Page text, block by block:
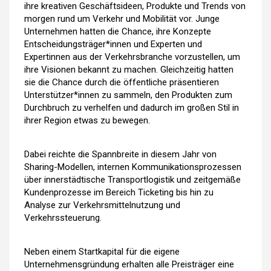
ihre kreativen Geschäftsideen, Produkte und Trends von
morgen rund um Verkehr und Mobilität vor. Junge
Unternehmen hatten die Chance, ihre Konzepte
Entscheidungsträger*innen und Experten und
Expertinnen aus der Verkehrsbranche vorzustellen, um
ihre Visionen bekannt zu machen. Gleichzeitig hatten
sie die Chance durch die öffentliche präsentieren
Unterstützer*innen zu sammeln, den Produkten zum
Durchbruch zu verhelfen und dadurch im großen Stil in
ihrer Region etwas zu bewegen.
Dabei reichte die Spannbreite in diesem Jahr von
Sharing-Modellen, internen Kommunikationsprozessen
über innerstädtische Transportlogistik und zeitgemäße
Kundenprozesse im Bereich Ticketing bis hin zu
Analyse zur Verkehrsmittelnutzung und
Verkehrssteuerung.
Neben einem Startkapital für die eigene
Unternehmensgründung erhalten alle Preisträger eine